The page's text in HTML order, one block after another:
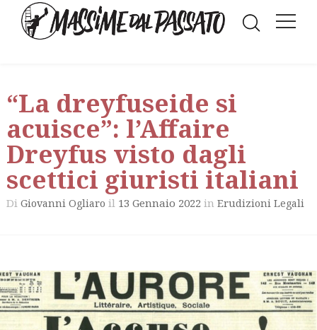
“La dreyfuseide si
acuisce”: l’Affaire
Dreyfus visto dagli
scettici giuristi italiani
Di Giovanni Ogliaro il 13 Gennaio 2022 in Erudizioni Legali